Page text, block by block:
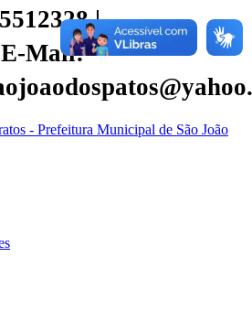
|
E-Mail:
- Prefeitura Municipal de São João